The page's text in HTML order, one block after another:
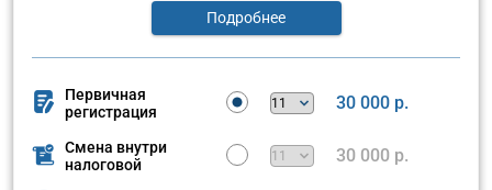
Подробнее
Первичная
регистрация
30 000 р.
Смена внутри
налоговой
30 000 р.